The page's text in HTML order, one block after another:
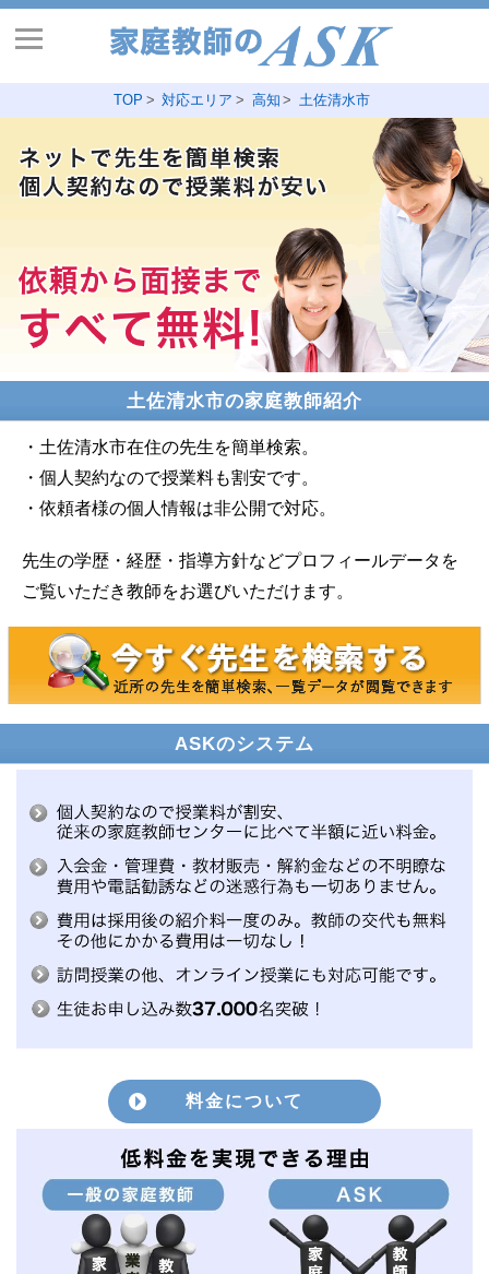
TOP 対応エリア 高知 土佐清水市
土佐清水市の家庭教師紹介
・土佐清水市在住の先生を簡単検索。
・個人契約なので授業料も割安です。
・依頼者様の個人情報は非公開で対応。
先生の学歴・経歴・指導方針などプロフィールデータを
ご覧いただき教師をお選びいただけます。
ASKのシステム
料金について